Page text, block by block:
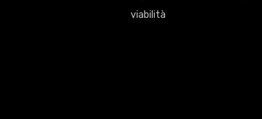
viabilità